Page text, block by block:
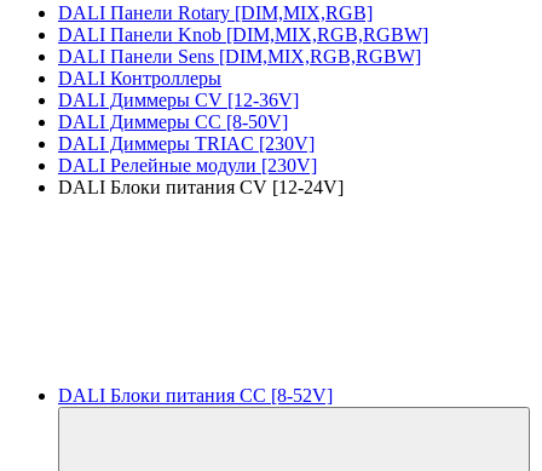
DALI Панели Rotary [DIM,MIX,RGB]
DALI Панели Knob [DIM,MIX,RGB,RGBW]
DALI Панели Sens [DIM,MIX,RGB,RGBW]
DALI Контроллеры
DALI Диммеры CV [12-36V]
DALI Диммеры CC [8-50V]
DALI Диммеры TRIAC [230V]
DALI Релейные модули [230V]
DALI Блоки питания CV [12-24V]
DALI Блоки питания CC [8-52V]